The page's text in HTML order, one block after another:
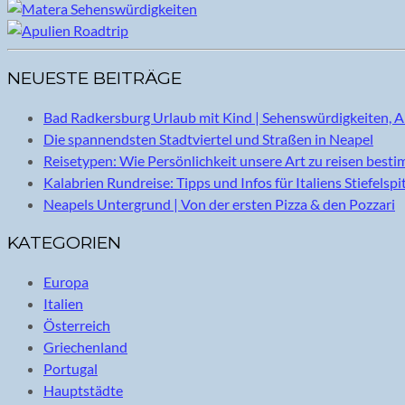
NEUESTE BEITRÄGE
Bad Radkersburg Urlaub mit Kind | Sehenswürdigkeiten,
Die spannendsten Stadtviertel und Straßen in Neapel
Reisetypen: Wie Persönlichkeit unsere Art zu reisen
Kalabrien Rundreise: Tipps und Infos für Italiens
Neapels Untergrund | Von der ersten Pizza & den Pozzari
KATEGORIEN
Europa
Italien
Österreich
Griechenland
Portugal
Hauptstädte